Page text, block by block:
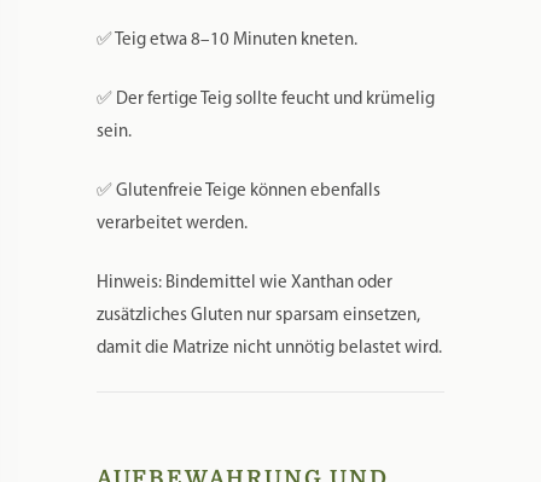
✅ Teig etwa 8–10 Minuten kneten.
✅ Der fertige Teig sollte feucht und krümelig
sein.
✅ Glutenfreie Teige können ebenfalls
verarbeitet werden.
Hinweis: Bindemittel wie Xanthan oder
zusätzliches Gluten nur sparsam einsetzen,
damit die Matrize nicht unnötig belastet wird.